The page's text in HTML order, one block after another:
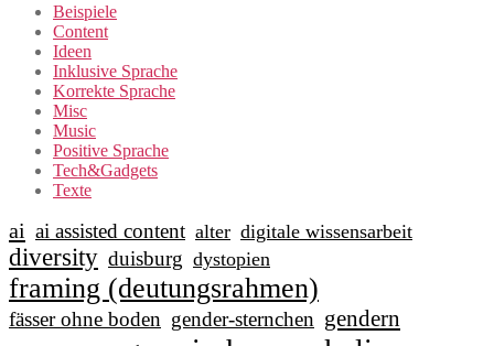
Beispiele
Content
Ideen
Inklusive Sprache
Korrekte Sprache
Misc
Music
Positive Sprache
Tech&Gadgets
Texte
ai ai assisted content alter digitale wissensarbeit
diversity duisburg dystopien
framing (deutungsrahmen)
fässer ohne boden gender-sternchen gendern